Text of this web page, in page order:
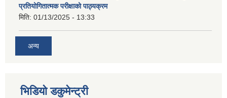
प्रतियोगितात्मक परीक्षाको पाठ्यक्रम
मिति: 01/13/2025 - 13:33
अन्य
भिडियो डकुमेन्ट्री